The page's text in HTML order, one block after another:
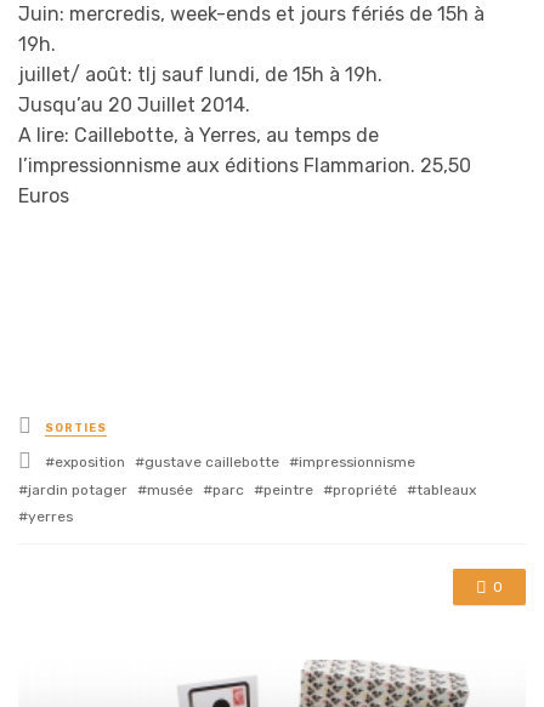
Juin: mercredis, week-ends et jours fériés de 15h à
19h.
juillet/ août: tlj sauf lundi, de 15h à 19h.
Jusqu’au 20 Juillet 2014.
A lire: Caillebotte, à Yerres, au temps de
l’impressionnisme aux éditions Flammarion. 25,50
Euros
Posted
in
SORTIES
Tagged
with
exposition gustave caillebotte
impressionnisme
jardin potager
musée parc peintre propriété
tableaux
yerres
0